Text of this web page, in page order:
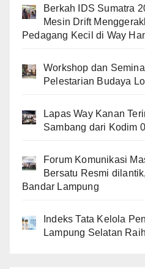
Berkah IDS Sumatra
Mesin Drift
Pedagang Kecil di Way
Workshop dan
Pelestarian Budaya
Lapas Way Kanan
Sambang dari Kodim
Forum Komunikasi
Bersatu Resmi
Bandar Lampung
Indeks Tata Kelola
Lampung Selatan